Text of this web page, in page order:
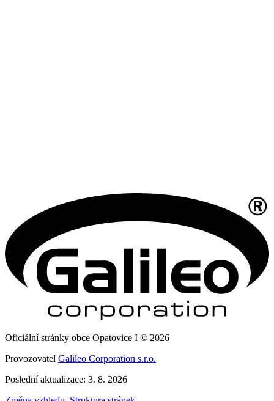
Oficiální stránky obce Opatovice I © 2026
Provozovatel Galileo Corporation s.r.o.
Poslední aktualizace: 3. 8. 2026